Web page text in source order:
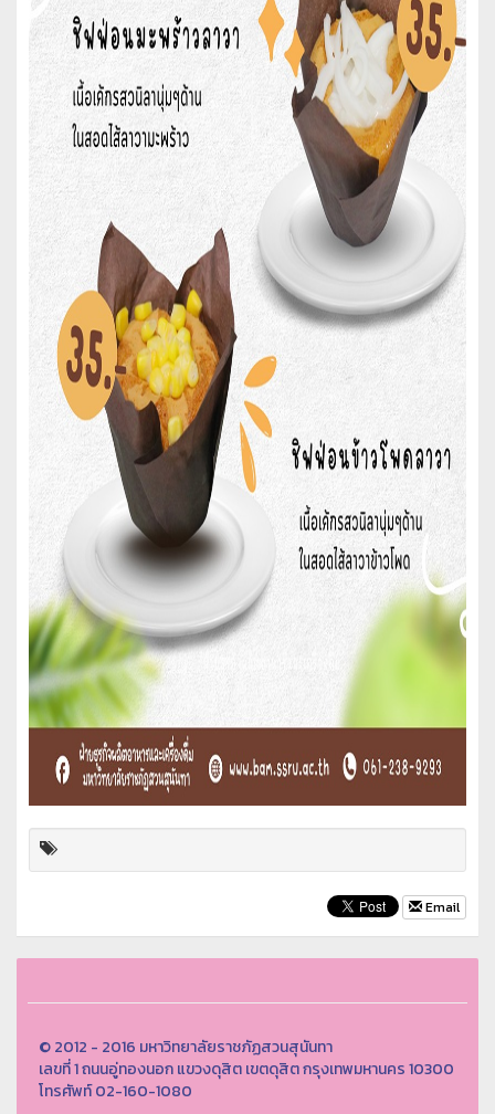
Email
© 2012 - 2016 มหาวิทยาลัยราชภัฏสวนสุนันทา
เลขที่ 1 ถนนอู่ทองนอก แขวงดุสิต เขตดุสิต กรุงเทพมหานคร 10300
โทรศัพท์ 02-160-1080